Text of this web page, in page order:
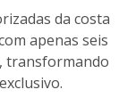
da costa
apenas seis
transformando